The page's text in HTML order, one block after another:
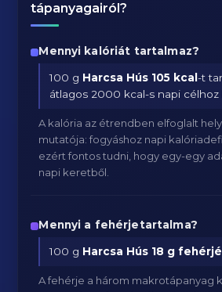
tápanyagairól?
Mennyi kalóriát tartalmaz?
100 g Harcsa Hús 105 kcal-t
átlagos 2000 kcal-s napi
A kalória az étrendben elfoglalt
mutatója: fogyáshoz napi
ezért fontos tudni, hogy egy-egy
napi keretből.
Mennyi a fehérjetartalma?
100 g Harcsa Hús 18 g
A fehérje a három makrotápanyag